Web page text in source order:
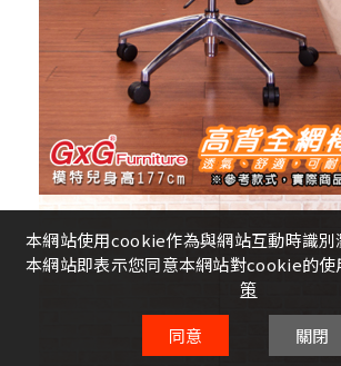
本網站使用cookie作為與網站互動時識
本網站即表示您同意本網站對cookie的使
策
同意
關閉